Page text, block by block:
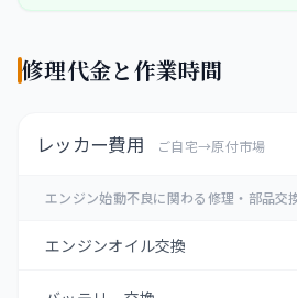
修理代金と作業時間
レッカー費用 ご自宅→原付市場
エンジン始動不良に関わる修理・部品交
エンジンオイル交換